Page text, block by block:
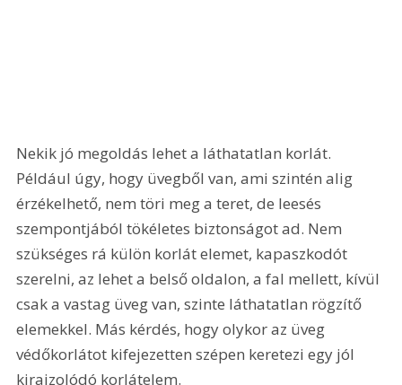
Nekik jó megoldás lehet a láthatatlan korlát.
Például úgy, hogy üvegből van, ami szintén alig
érzékelhető, nem töri meg a teret, de leesés
szempontjából tökéletes biztonságot ad. Nem
szükséges rá külön korlát elemet, kapaszkodót
szerelni, az lehet a belső oldalon, a fal mellett, kívül
csak a vastag üveg van, szinte láthatatlan rögzítő
elemekkel. Más kérdés, hogy olykor az üveg
védőkorlátot kifejezetten szépen keretezi egy jól
kirajzolódó korlátelem.